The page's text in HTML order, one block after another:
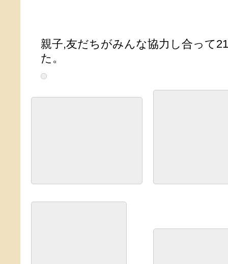
親子,友だちがみんな協力し合って
た。